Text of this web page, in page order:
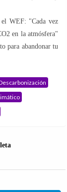
WEF: "Cada vez
en la atmósfera"
para abandonar tu